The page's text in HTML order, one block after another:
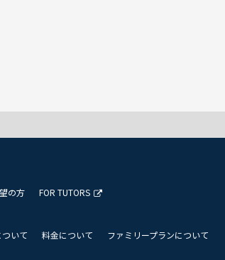
の方 FOR TUTORS
いて 料金について ファミリープランについて